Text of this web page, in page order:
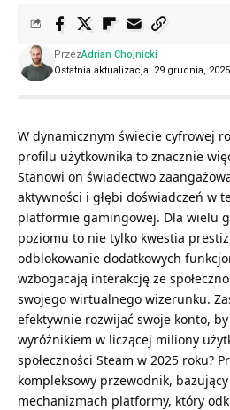
Ostatnia aktualizacja: 29 grudnia,
PrzezAdrian Chojnicki
W dynamicznym świecie cyfrowej
profilu użytkownika to znacznie
Stanowi on świadectwo
aktywności i głębi doświadczeń w
platformie gamingowej. Dla wielu
poziomu to nie tylko kwestia
odblokowanie dodatkowych
wzbogacają interakcję ze
swojego wirtualnego wizerunku.
efektywnie rozwijać swoje konto, by
wyróżnikiem w liczącej miliony
społeczności Steam w 2025 roku?
kompleksowy przewodnik,
mechanizmach platformy, który